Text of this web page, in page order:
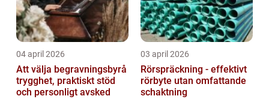
04 april 2026
Att välja begravningsbyrå
trygghet, praktiskt stöd
och personligt avsked
03 april 2026
Rörspräckning - effektivt
rörbyte utan omfattande
schaktning